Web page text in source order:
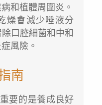
和植體周圍炎。
燥會減少唾液分
口腔細菌和中和
風險。
南
要的是養成良好